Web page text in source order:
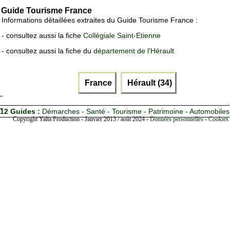
Guide Tourisme France
Informations détaillées extraites du Guide Tourisme France :
- consultez aussi la fiche Collégiale Saint-Etienne
- consultez aussi la fiche du département de l'Hérault
France Hérault (34)
12 Guides : Démarches - Santé - Tourisme - Patrimoine - Automobiles
Copyright Yalta Production - Janvier 2013 / août 2024 -Données personnelles -